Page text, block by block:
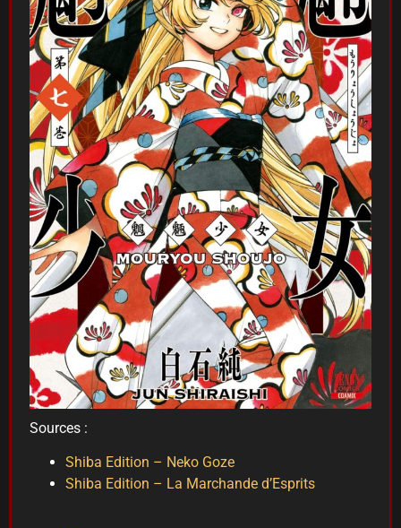
Sources :
Shiba Edition – Neko Goze
Shiba Edition – La Marchande d’Esprits